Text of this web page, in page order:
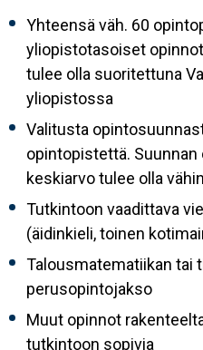
Yhteensä väh. 60
yliopistotasoiset
tulee olla suoritettuna
yliopistossa
Valitusta
opintopistettä.
keskiarvo tulee olla
Tutkintoon vaadittava
(äidinkieli, toinen
Talousmatematiikan tai
perusopintojakso
Muut opinnot
tutkintoon sopivia